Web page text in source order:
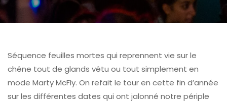
Séquence feuilles mortes qui reprennent vie sur le
chêne tout de glands vêtu ou tout simplement en
mode Marty McFly. On refait le tour en cette fin d’année
sur les différentes dates qui ont jalonné notre périple